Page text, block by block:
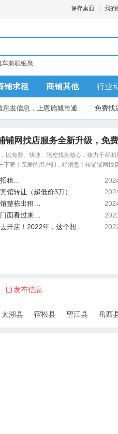
保存桌面 我的
车兼职银泉
铺求租 商铺其他 行业
息发信息，上恩施城市通 免费找
铺网找店服务全新升级，免
以免费、快速、陪您找为核心，致力于帮助
下吧！亲爱的用户们，好消息！转铺铺网找
租…
馆转让（超低价3万）…
整栋出租…
面看过来…
开店！2022年，这个想…
发布信息
太湖县 宿松县 望江县 岳西